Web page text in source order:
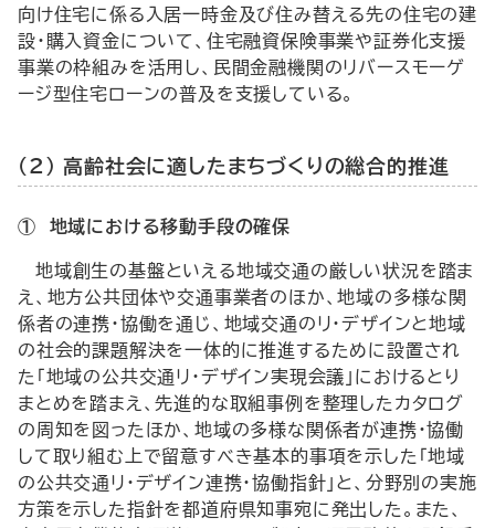
向け住宅に係る入居一時金及び住み替える先の住宅の建
設・購入資金について、住宅融資保険事業や証券化支援
事業の枠組みを活用し、民間金融機関のリバースモーゲ
ージ型住宅ローンの普及を支援している。
（2） 高齢社会に適したまちづくりの総合的推進
① 地域における移動手段の確保
地域創生の基盤といえる地域交通の厳しい状況を踏ま
え、地方公共団体や交通事業者のほか、地域の多様な関
係者の連携・協働を通じ、地域交通のリ・デザインと地域
の社会的課題解決を一体的に推進するために設置され
た「地域の公共交通リ・デザイン実現会議」におけるとり
まとめを踏まえ、先進的な取組事例を整理したカタログ
の周知を図ったほか、地域の多様な関係者が連携・協働
して取り組む上で留意すべき基本的事項を示した「地域
の公共交通リ・デザイン連携・協働指針」と、分野別の実施
方策を示した指針を都道府県知事宛に発出した。また、